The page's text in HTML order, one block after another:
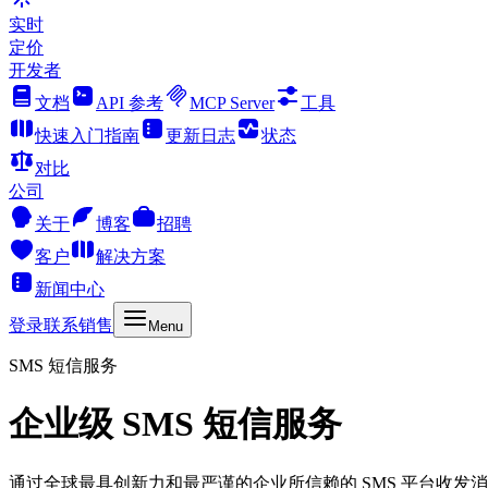
实时
定价
开发者
文档
API 参考 MCP Server
工具
快速入门指南
更新日志
状态
对比
公司
关于
博客
招聘
客户
解决方案
新闻中心
登录联系销售 Menu
SMS 短信服务
企业级 SMS 短信服务
通过全球最具创新力和最严谨的企业所信赖的 SMS 平台收发